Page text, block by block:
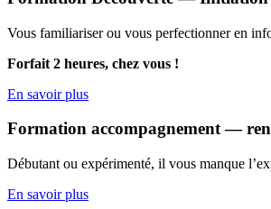
Vous familiariser ou vous perfectionner en
Forfait 2 heures, chez vous !
En savoir plus
Formation accompagnement —
Débutant ou expérimenté, il vous manque
En savoir plus